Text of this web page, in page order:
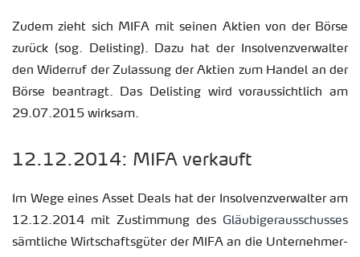
Zudem zieht sich MIFA mit sei­nen Ak­ti­en von der Börse
zu­rück (sog. De­lis­ting). Dazu hat der In­sol­venz­ver­wal­ter
den Wi­der­ruf der Zu­las­sung der Ak­ti­en zum Han­del an der
Börse be­an­tragt. Das De­lis­ting wird vor­aus­sicht­lich am
29.07.2015 wirk­sam.
12.12.2014: MIFA ver­kauft
Im Wege eines Asset Deals hat der In­sol­venz­ver­wal­ter am
12.12.2014 mit Zu­stim­mung des Gläu­bi­ger­aus­schus­ses
sämt­li­che Wirt­schafts­gü­ter der MIFA an die Un­ter­neh­mer­